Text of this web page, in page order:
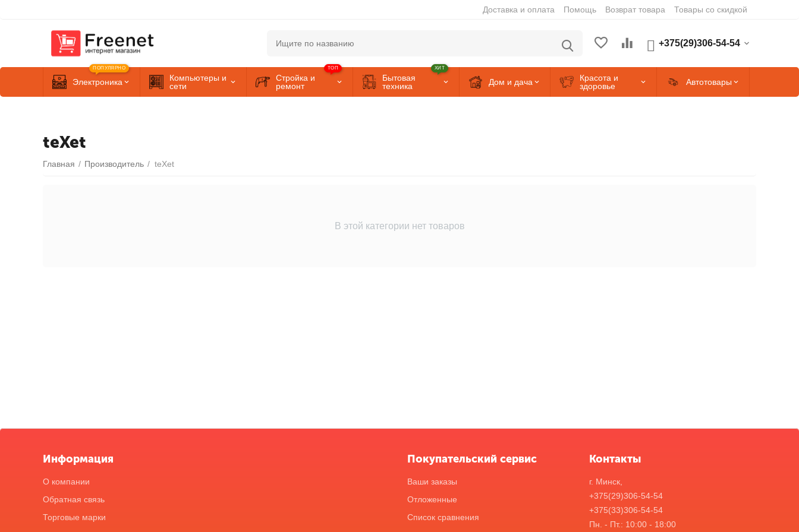
Доставка и оплата Помощь Возврат товара Товары со скидкой
+375(29)306-54-54
Электроника
ПОПУЛЯРНО
Компьютеры и
сети
Стройка и
ремонт
ТОП
Бытовая
техника
ХИТ
Дом и дача
Красота и
здоровье
Автотовары
teXet
Главная / Производитель / teXet
В этой категории нет товаров
Информация
О компании
Обратная связь
Торговые марки
Покупательский сервис
Ваши заказы
Отложенные
Список сравнения
Контакты
г. Минск,
+375(29)306-54-54
+375(33)306-54-54
Пн. - Пт.: 10:00 - 18:00